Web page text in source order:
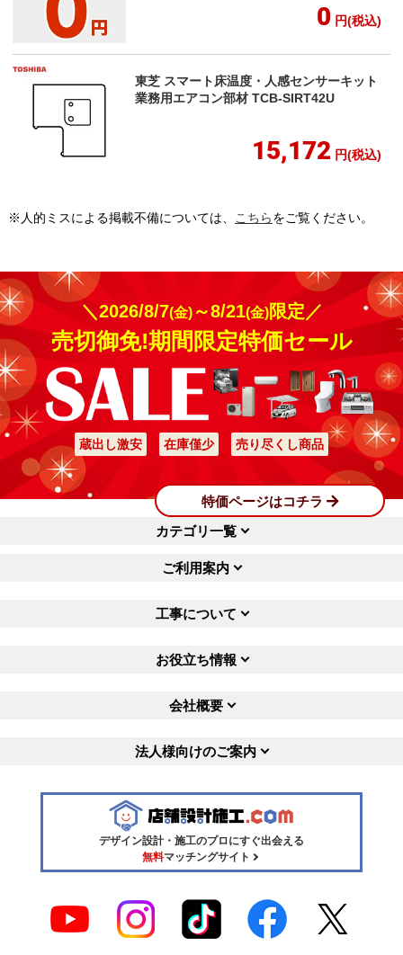
0 円(税込)
東芝 スマート床温度・人感センサーキット
業務用エアコン部材 TCB-SIRT42U
15,172 円(税込)
※人的ミスによる掲載不備については、 こちらをご覧ください。
＼2026/8/7(金)～8/21(金)限定／
売切御免!期間限定特価セール
蔵出し激安 在庫僅少 売り尽くし商品
特価ページはコチラ
カテゴリ一覧
ご利用案内
工事について
お役立ち情報
会社概要
法人様向けのご案内
デザイン設計・施工のプロにすぐ出会える
無料マッチングサイト